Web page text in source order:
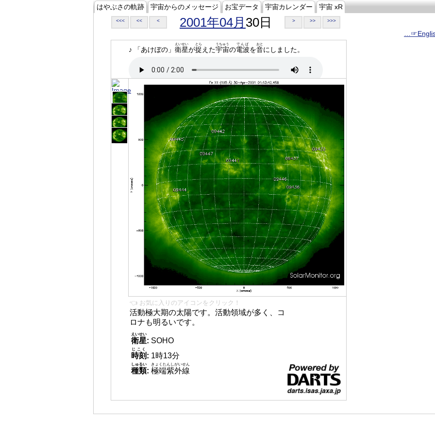
はやぶさの軌跡 宇宙からのメッセージ お宝データ 宇宙カレンダー 宇宙 xR
<<< << < 2001年04月 30日 > >> >>>
♪ 「あけぼの」 衛星
えいせい
が捉
とら
えた宇宙
うちゅう
の電波
でんぱ
を音
おと
にしました。
👈 お気に入りのアイコンをクリック！
活動極大期の太陽です。活動領域が多く、コ
ロナも明るいです。
衛星
えいせい
: SOHO
時刻
じこく
: 1時13分
種類
しゅるい
: 極端紫外線
きょくたんしがいせん